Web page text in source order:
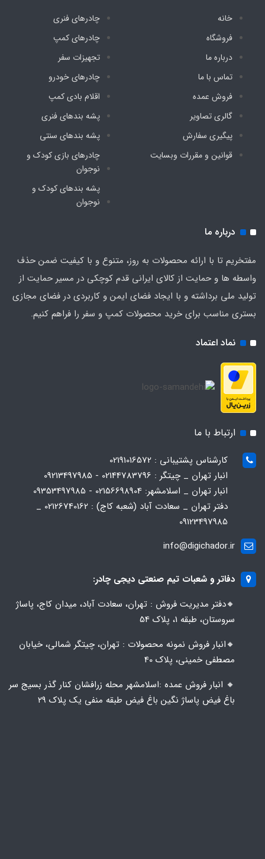
نماد اعتماد
خانه
فروشگاه
درباره ما
تماس با ما
فروش عمده
گالری تصاویر
پیگیری سفارش
قوانین و مقررات وبسایت
چادرهای فنری
چادرهای کمپ
تجهیزات سفر
چادرهای خودرو
اقلام بادی کمپ
پشه‌ بندهای فنری
پشه‌ بندهای سنتی
چادرهای بازی کودک و
نوجوان
پشه‌ بندهای کودک و
نوجوان
درباره ما
مفتخریم تا با ارائه محصولات به روز، متنوع و با کیفیت ضمن حذف
واسطه ها و حمایت از کالای ایرانی قدم کوچکی در مسیر حمایت از
تولید ملی برداشته و با ایجاد فضای ایمن و کاربردی در فضای مجازی
بستری مناسب برای خرید محصولات کمپ و سفر را فراهم کنیم.
ارتباط با ما
کارشناس پشتیبانی : 02191016572
انبار تهران _ چیتگر : 02144783796 - 09213497985
انبار تهران _ اسلامشهر: 02156698904 - 09353497985
دفتر تهران _ سعادت آباد (شعبه کاج) : 02126740162 _
09123497985
info@digichador.ir
دفاتر و شعبات تیم صنعتی دیجی چادر:
🔸️​​دفتر مدیریت فروش : تهران، سعادت آباد، میدان کاج، پاساژ
سروستان، طبقه 1، پلاک 54
🔸️​​انبار فروش نمونه محصولات : تهران، چیتگر شمالی، خیابان
مصطفی خمینی، پلاک 40
🔸️ انبار فروش عمده :اسلامشهر محله زرافشان کنار گذر بسیج سر
باغ فیض پاساژ نگین باغ فیض طبقه منفی یک پلاک ۲۹